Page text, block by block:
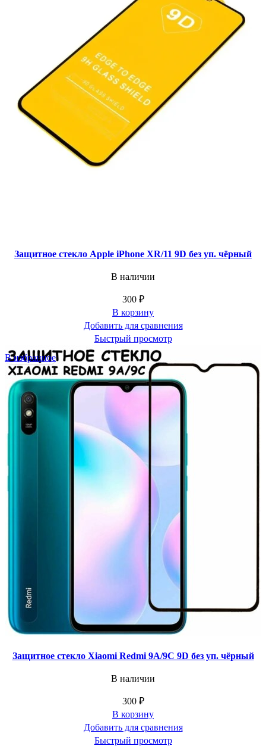
Защитное стекло Apple iPhone XR/11 9D без уп. чёрный
В наличии
300 ₽
В корзину
Добавить для сравнения
Быстрый просмотр
В избранное
Защитное стекло Xiaomi Redmi 9A/9C 9D без уп. чёрный
В наличии
300 ₽
В корзину
Добавить для сравнения
Быстрый просмотр